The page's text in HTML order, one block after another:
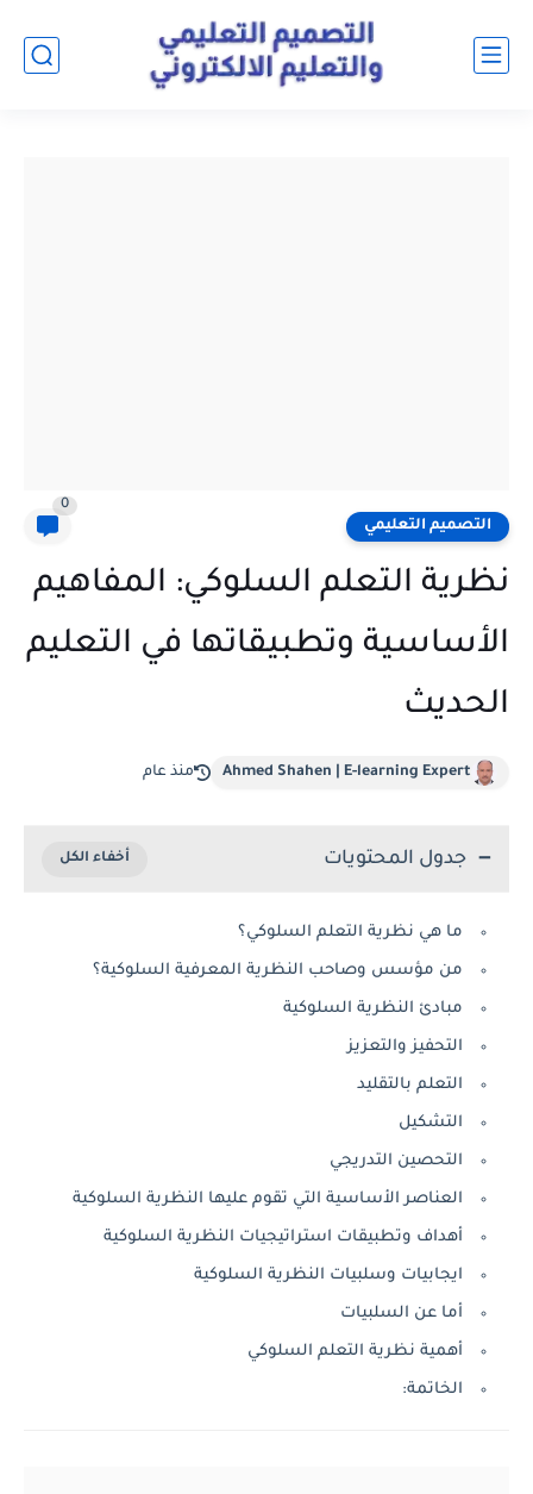
التصميم التعليمي
0
نظرية التعلم السلوكي: المفاهيم
الأساسية وتطبيقاتها في التعليم
الحديث
Ahmed Shahen | E-learning Expert منذ عام
جدول المحتويات
ما هي نظرية التعلم السلوكي؟
من مؤسس وصاحب النظرية المعرفية السلوكية؟
مبادئ النظرية السلوكية
التحفيز والتعزيز
التعلم بالتقليد
التشكيل
التحصين التدريجي
العناصر الأساسية التي تقوم عليها النظرية السلوكية
أهداف وتطبيقات استراتيجيات النظرية السلوكية
ايجابيات وسلبيات النظرية السلوكية
أما عن السلبيات
أهمية نظرية التعلم السلوكي
الخاتمة: